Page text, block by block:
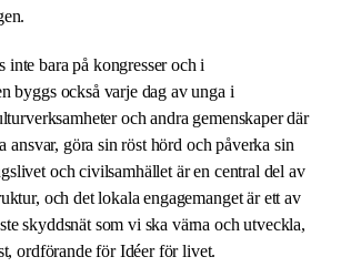
bara på kongresser och i
byggs också varje dag av unga i
och andra gemenskaper där
ansvar, göra sin röst hörd och påverka sin
och civilsamhället är en central del av
och det lokala engagemanget är ett av
skyddsnät som vi ska värna och utveckla,
ordförande för Idéer för livet.